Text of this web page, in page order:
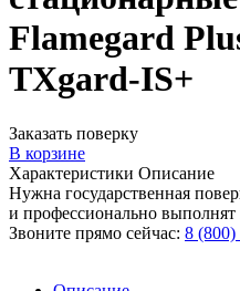
Flamegard
TXgard-IS+
Заказать поверку
В корзине
Характеристики Описание
Нужна государственная
и профессионально выполнят
Звоните прямо сейчас: 8 (800)